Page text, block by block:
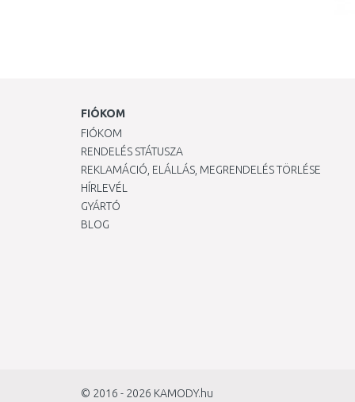
FIÓKOM
FIÓKOM
RENDELÉS STÁTUSZA
REKLAMÁCIÓ, ELÁLLÁS, MEGRENDELÉS TÖRLÉSE
HÍRLEVÉL
GYÁRTÓ
BLOG
© 2016 - 2026 KAMODY.hu